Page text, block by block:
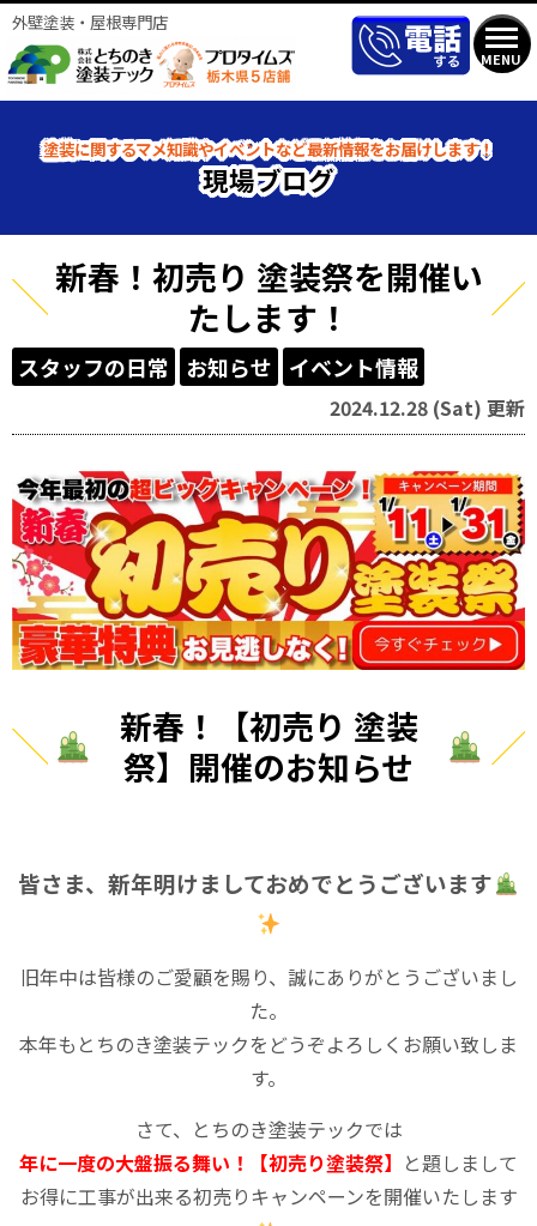
MENU
外壁塗装・屋根専門店
塗装に関するマメ知識やイベントなど最新情報をお届けします！
現場ブログ
新春！初売り 塗装祭を開催い
たします！
スタッフの日常 お知らせ イベント情報
2024.12.28 (Sat) 更新
新春！【初売り 塗装
祭】開催のお知らせ
皆さま、新年明けましておめでとうございます
旧年中は皆様のご愛顧を賜り、誠にありがとうございまし
た。
本年もとちのき塗装テックをどうぞよろしくお願い致しま
す。
さて、とちのき塗装テックでは
年に一度の大盤振る舞い！【初売り塗装祭】 と題しまして
お得に工事が出来る初売りキャンペーンを開催いたします